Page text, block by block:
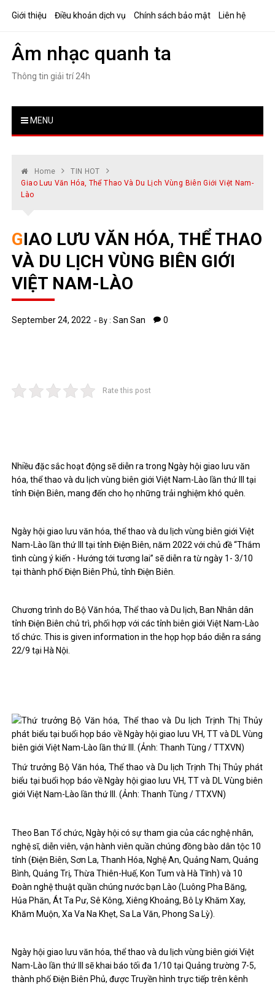
Giới thiệu Điều khoản dịch vụ Chính sách bảo mật Liên hệ
Âm nhạc quanh ta
Thông tin giải trí 24h
MENU
Home
TIN HOT
Giao Lưu Văn Hóa, Thể Thao Và Du Lịch Vùng Biên Giới Việt Nam-
Lào
GIAO LƯU VĂN HÓA, THỂ THAO
VÀ DU LỊCH VÙNG BIÊN GIỚI
VIỆT NAM-LÀO
September 24, 2022 By :San San 0
Rate this post
Nhiều đặc sắc hoạt động sẽ diễn ra trong Ngày hội giao lưu văn
hóa, thể thao và du lịch vùng biên giới Việt Nam-Lào lần thứ III tại
tỉnh Điện Biên, mang đến cho họ những trải nghiệm khó quên.
Ngày hội giao lưu văn hóa, thể thao và du lịch vùng biên giới Việt
Nam-Lào lần thứ III tại tỉnh Điện Biên, năm 2022 với chủ đề “Thắm
tình cùng ý kiến ​​- Hướng tới tương lai” sẽ diễn ra từ ngày 1- 3/10
tại thành phố Điện Biên Phủ, tỉnh Điện Biên.
Chương trình do Bộ Văn hóa, Thể thao và Du lịch, Ban Nhân dân
tỉnh Điện Biên chủ trì, phối hợp với các tỉnh biên giới Việt Nam-Lào
tổ chức. This is given information in the họp họp báo diễn ra sáng
22/9 tại Hà Nội.
Thứ trưởng Bộ Văn hóa, Thể thao và Du lịch Trịnh Thị Thủy phát
biểu tại buổi họp báo về Ngày hội giao lưu VH, TT và DL Vùng biên
giới Việt Nam-Lào lần thứ III. (Ảnh: Thanh Tùng / TTXVN)
Theo Ban Tổ chức, Ngày hội có sự tham gia của các nghệ nhân,
nghệ sĩ, diễn viên, vận hành viên quần chúng đồng bào dân tộc 10
tỉnh (Điện Biên, Sơn La, Thanh Hóa, Nghệ An, Quảng Nam, Quảng
Bình, Quảng Trị, Thừa Thiên-Huế, Kon Tum và Hà Tĩnh) và 10
Đoàn nghệ thuật quần chúng nước bạn Lào (Luông Pha Băng,
Hủa Phăn, Át Ta Pư, Sê Kông, Xiêng Khoảng, Bô Ly Khăm Xay,
Khăm Muộn, Xa Va Na Khẹt, Sa La Văn, Phong Sa Lỳ).
Ngày hội giao lưu văn hóa, thể thao và du lịch vùng biên giới Việt
Nam-Lào lần thứ III sẽ khai báo tối đa 1/10 tại Quảng trường 7-5,
thành phố Điện Biên Phủ, được Truyền hình trực tiếp trên kênh